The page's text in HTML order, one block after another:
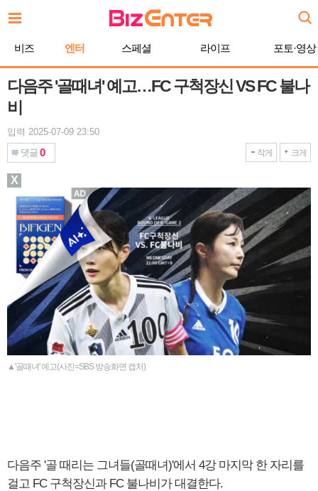
문
비즈 엔터 스페셜 라이프 포토·영상
다음주 '골때녀' 예고…FC 구척장신 VS FC 불나
비
입력 2025-07-09 23:50
댓글 0 작게 크게
▲'골때녀' 예고(사진=SBS 방송화면 캡처)
다음주 '골 때리는 그녀들(골때녀)'에서 4강 마지막 한 자리를
걸고 FC 구척장신과 FC 불나비가 대결한다.
X